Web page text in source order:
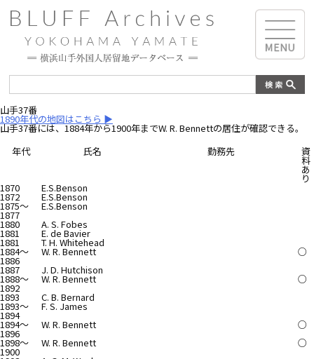
山手37番
1890年代の地図はこちら ▶︎
山手37番には、1884年から1900年までW. R. Bennettの居住が確認できる。
年代
氏名 勤務先 資
料
あ
り
1870 E.S.Benson
1872 E.S.Benson
1875～
1877
E.S.Benson
1880
A. S. Fobes
1881 E. de Bavier
1881 T. H. Whitehead
1884～
1886
W. R. Bennett
○
1887
J. D. Hutchison
1888～
1892
W. R. Bennett
○
1893
C. B. Bernard
1893～
1894
F. S. James
1894～
1896
W. R. Bennett
○
1898～
1900
W. R. Bennett
○